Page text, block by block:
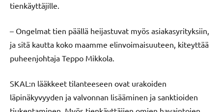
tienkäyttäjille.
– Ongelmat tien päällä heijastuvat myös asiakasyrityksiin,
ja sitä kautta koko maamme elinvoimaisuuteen, kiteyttää
puheenjohtaja Teppo Mikkola.
SKAL:n lääkkeet tilanteeseen ovat urakoiden
läpinäkyvyyden ja valvonnan lisääminen ja sanktioiden